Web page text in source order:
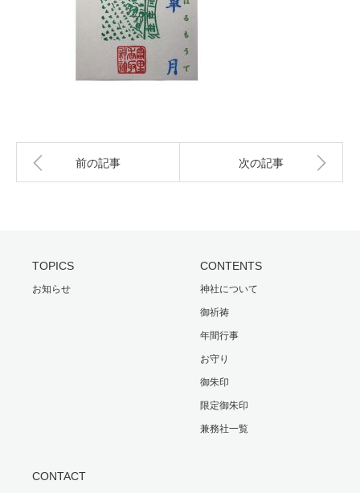
前の記事 次の記事
TOPICS
お知らせ
CONTENTS
神社について
御祈祷
年間行事
お守り
御朱印
限定御朱印
兼務社一覧
CONTACT